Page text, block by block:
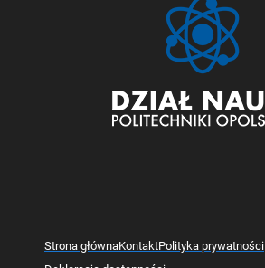
Strona głównaKontaktPolityka prywatności